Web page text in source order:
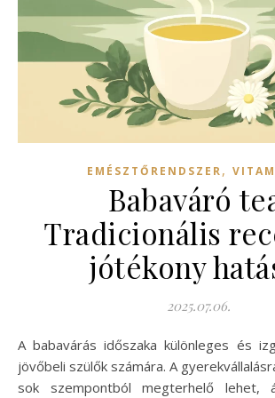
EMÉSZTŐRENDSZER,
Babaváró
Tradicionális
jótékony
2025.07.06.
A babavárás időszaka különleges és izgalmas időszak a
jövőbeli szülők számára. A
sok szempontból megterhelő lehet,